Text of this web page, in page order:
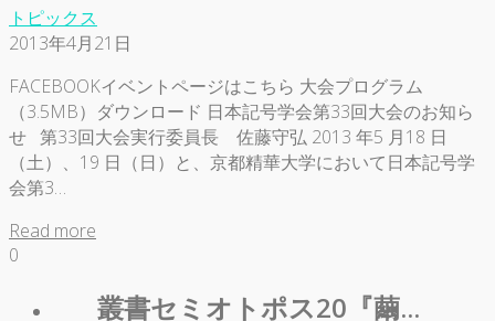
トピックス
2013年4月21日
FACEBOOKイベントページはこちら 大会プログラム
（3.5MB）ダウンロード 日本記号学会第33回大会のお知ら
せ 第33回大会実行委員長 佐藤守弘 2013 年5 月18 日
（土）、19 日（日）と、京都精華大学において日本記号学
会第3…
Read more
0
叢書セミオトポス20『繭...